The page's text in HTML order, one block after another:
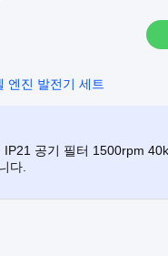
엔진 발전기 세트
공기 필터 1500rpm
다.